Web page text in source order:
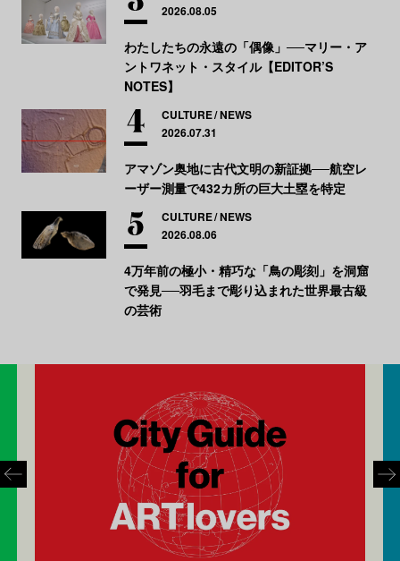
2026.08.05
わたしたちの永遠の「偶像」──マリー・ア
ントワネット・スタイル【EDITOR’S
NOTES】
CULTURE NEWS
2026.07.31
アマゾン奥地に古代文明の新証拠──航空レ
ーザー測量で432カ所の巨大土塁を特定
CULTURE NEWS
2026.08.06
4万年前の極小・精巧な「鳥の彫刻」を洞窟
で発見──羽毛まで彫り込まれた世界最古級
の芸術